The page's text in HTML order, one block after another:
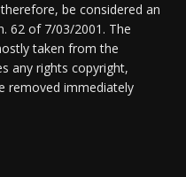
be considered an
62 of 7/03/2001. The
taken from the
any rights copyright,
removed immediately